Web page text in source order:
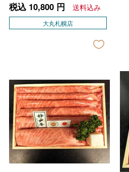
税込 10,800円 送料込み
大丸札幌店